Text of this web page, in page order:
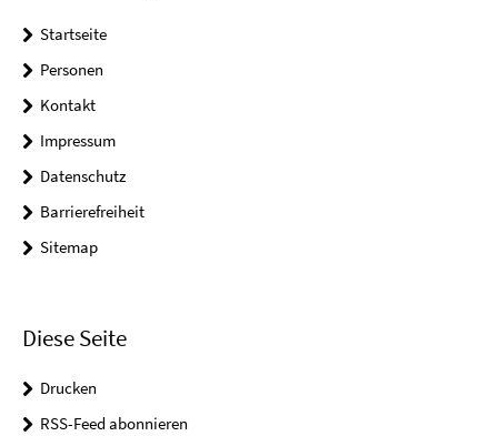
Startseite
Personen
Kontakt
Impressum
Datenschutz
Barrierefreiheit
Sitemap
Diese Seite
Drucken
RSS-Feed abonnieren